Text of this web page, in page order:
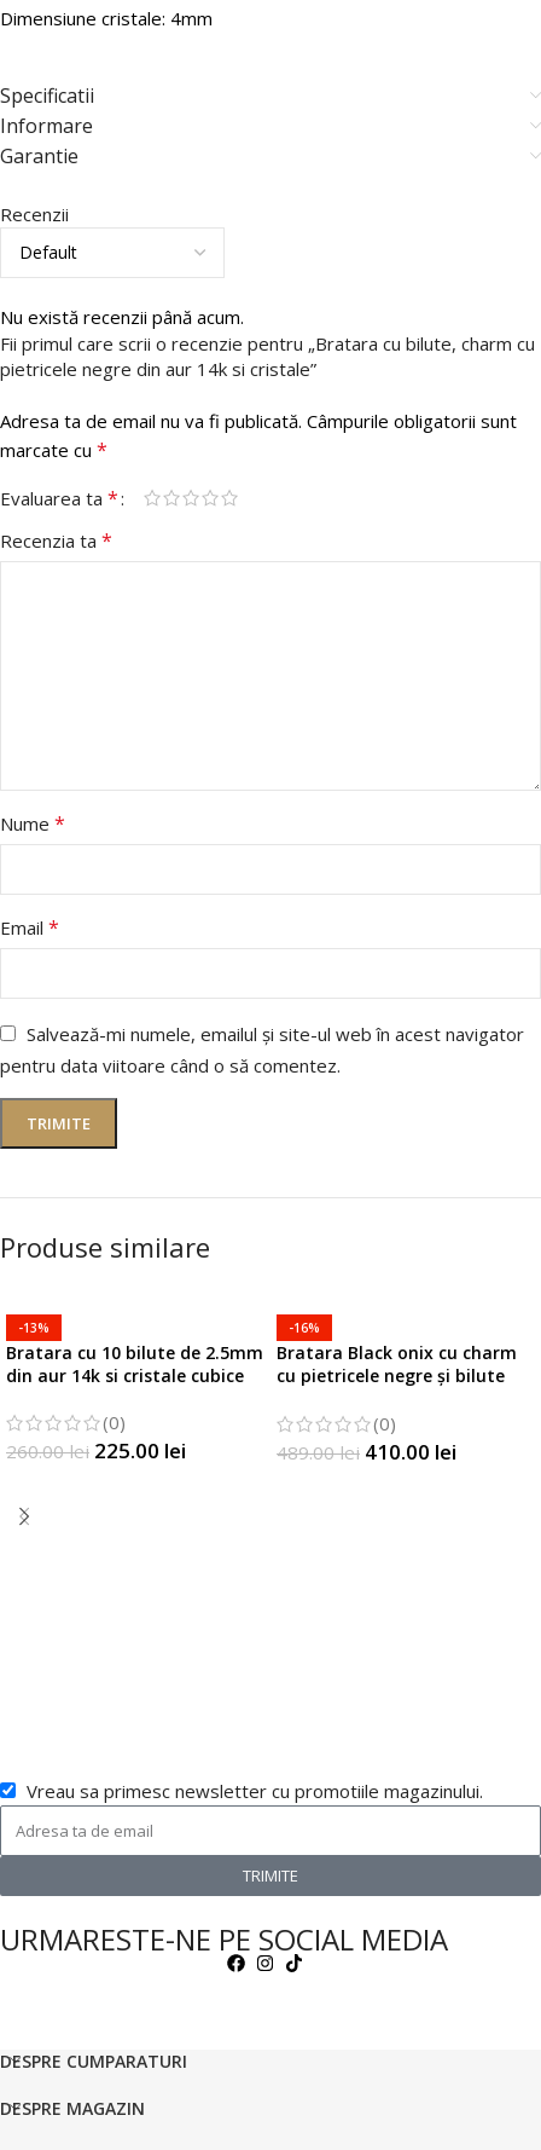
Dimensiune cristale: 4mm
Specificatii
Informare
Garantie
Recenzii
Nu există recenzii până acum.
Fii primul care scrii o recenzie pentru „Bratara cu bilute, charm cu
pietricele negre din aur 14k si cristale”
Adresa ta de email nu va fi publicată. Câmpurile obligatorii sunt
marcate cu *
Evaluarea ta *
Recenzia ta *
Nume *
Email *
Salvează-mi numele, emailul și site-ul web în acest navigator
pentru data viitoare când o să comentez.
Produse similare
-13%
Bratara cu 10 bilute de 2.5mm
din aur 14k si cristale cubice
(0)
260.00lei 225.00 lei
-16%
Bratara Black onix cu charm
cu pietricele negre și bilute
(0)
489.00lei 410.00 lei
Vreau sa primesc newsletter cu promotiile magazinului.
TRIMITE
URMARESTE-NE PE SOCIAL MEDIA
DESPRE CUMPARATURI
DESPRE MAGAZIN